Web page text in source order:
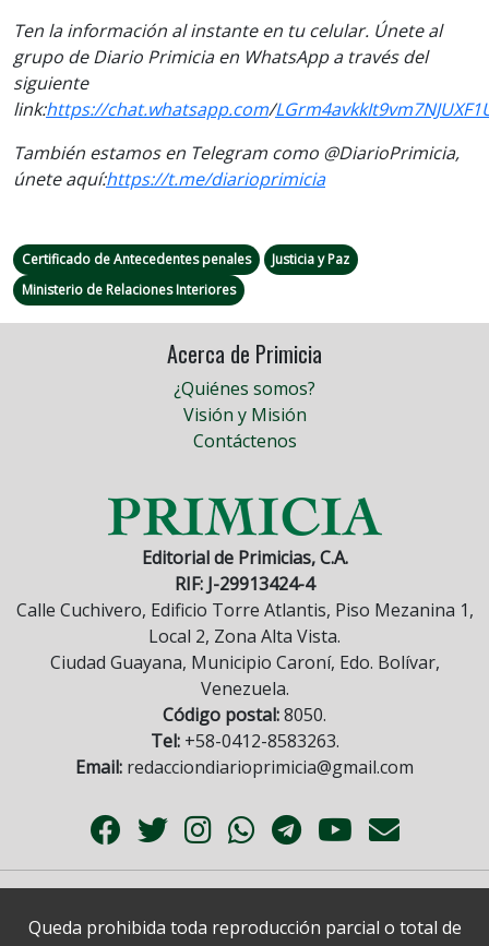
Ten la información al instante en tu celular. Únete al
grupo de Diario Primicia en WhatsApp a través del
siguiente
link:https://chat.whatsapp.com/
También estamos en Telegram como @DiarioPrimicia,
únete aquí:https://t.me/diarioprimicia
Certificado de Antecedentes penales
Justicia y Paz
Ministerio de Relaciones Interiores
Acerca de Primicia
¿Quiénes somos?
Visión y Misión
Contáctenos
Editorial de Primicias, C.A.
RIF: J-29913424-4
Calle Cuchivero, Edificio Torre Atlantis, Piso Mezanina 1,
Local 2, Zona Alta Vista.
Ciudad Guayana, Municipio Caroní, Edo. Bolívar,
Venezuela.
Código postal:8050.
Tel:+58-0412-8583263.
Email: redacciondiarioprimicia@gmail.com
Queda prohibida toda reproducción parcial o total de